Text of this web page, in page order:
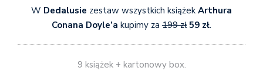
W Dedalusie zestaw wszystkich książek Arthura
Conana Doyle’a kupimy za 199 zł 59 zł.
9 książek + kartonowy box.